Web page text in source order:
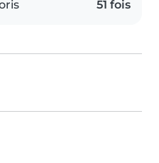
51 fois